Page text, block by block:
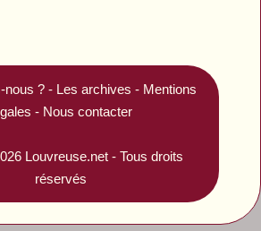
nous ? - Les archives - Mentions
- Nous contacter
Louvreuse.net- Tous droits
réservés